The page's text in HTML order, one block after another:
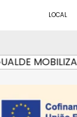
LOCAL
MOBILIZA